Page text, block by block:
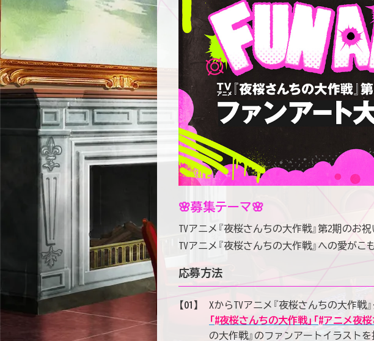
🌸募集テーマ🌸
TVアニメ『夜桜さんちの大作戦』第2期のお祝
TVアニメ『夜桜さんちの大作戦』への愛がこ
応募方法
【01】 XからTVアニメ『夜桜さんちの大作戦
「#夜桜さんちの大作戦」 「#アニメ夜
の大作戦』のファンアートイラストを